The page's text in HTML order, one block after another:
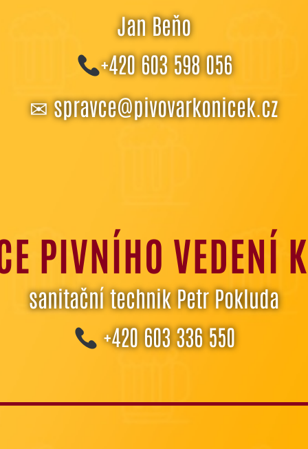
Jan Beňo
+420 603 598 056
✉spravce@pivovarkonicek.cz
PIVNÍHO VEDENÍ
sanitační technik Petr Pokluda
+420603 336 550